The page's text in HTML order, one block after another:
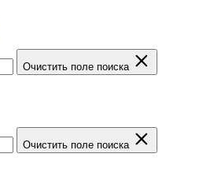
Очистить поле поиска
Очистить поле поиска